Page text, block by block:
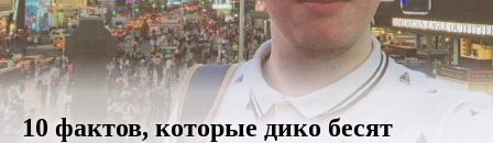
10 фактов, которые дико бесят